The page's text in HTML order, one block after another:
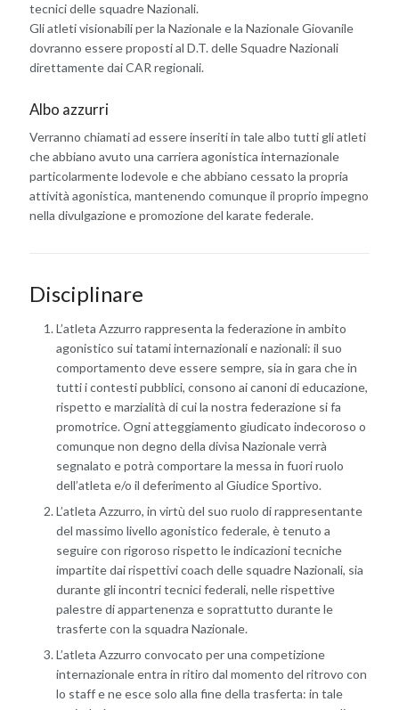
tecnici delle squadre Nazionali.
Gli atleti visionabili per la Nazionale e la Nazionale Giovanile
dovranno essere proposti al D.T. delle Squadre Nazionali
direttamente dai CAR regionali.
Albo azzurri
Verranno chiamati ad essere inseriti in tale albo tutti gli atleti
che abbiano avuto una carriera agonistica internazionale
particolarmente lodevole e che abbiano cessato la propria
attività agonistica, mantenendo comunque il proprio impegno
nella divulgazione e promozione del karate federale.
Disciplinare
L’atleta Azzurro rappresenta la federazione in ambito
agonistico sui tatami internazionali e nazionali: il suo
comportamento deve essere sempre, sia in gara che in
tutti i contesti pubblici, consono ai canoni di educazione,
rispetto e marzialità di cui la nostra federazione si fa
promotrice. Ogni atteggiamento giudicato indecoroso o
comunque non degno della divisa Nazionale verrà
segnalato e potrà comportare la messa in fuori ruolo
dell’atleta e/o il deferimento al Giudice Sportivo.
L’atleta Azzurro, in virtù del suo ruolo di rappresentante
del massimo livello agonistico federale, è tenuto a
seguire con rigoroso rispetto le indicazioni tecniche
impartite dai rispettivi coach delle squadre Nazionali, sia
durante gli incontri tecnici federali, nelle rispettive
palestre di appartenenza e soprattutto durante le
trasferte con la squadra Nazionale.
L’atleta Azzurro convocato per una competizione
internazionale entra in ritiro dal momento del ritrovo con
lo staff e ne esce solo alla fine della trasferta: in tale